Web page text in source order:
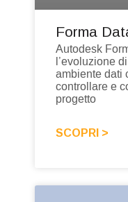
Forma
Autodesk
l’evoluzione
ambiente dati
controllare e
progetto
SCOPRI >